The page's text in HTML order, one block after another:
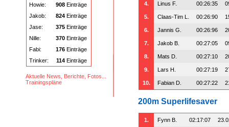
4. Linus F. 00:26:35
5. Claas-Tim L. 00:26:90
6. Jannis G. 00:26:96
7. Jakob B. 00:27:05
8. Mats D. 00:27:10
9. Lars H. 00:27:19
10. Fabian D. 00:27:22
200m Superlifesaver
1. Fynn B. 02:17:07
Howie:
908 Einträge
Jakob:
824 Einträge
Jase:
375 Einträge
Nille:
370 Einträge
Fabi:
176 Einträge
Trinker:
114Einträge
Aktuelle News, Berichte, Fotos...
Trainingspläne